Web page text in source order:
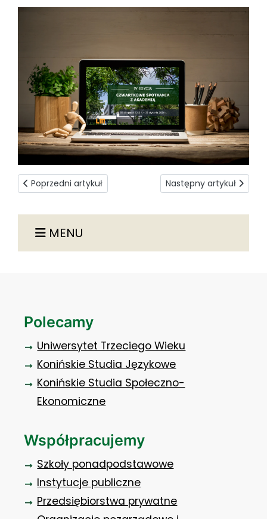
MENU
Poprzedni artykuł: Jak oszacować majątek firmy?
Poprzedni artykuł Następny artykuł:
Następny artykuł
Polecamy
Uniwersytet Trzeciego Wieku
Konińskie Studia Językowe
Konińskie Studia Społeczno-
Ekonomiczne
Współpracujemy
Szkoły ponadpodstawowe
Instytucje publiczne
Przedsiębiorstwa prywatne